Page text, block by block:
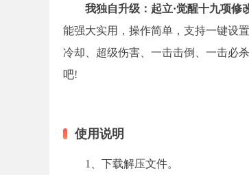
我独自升级：起立·觉醒十九项修
能强大实用，操作简单，支持一键设
冷却、超级伤害、一击击倒、一击必
吧!
使用说明
1、下载解压文件。